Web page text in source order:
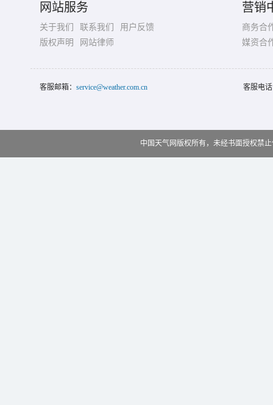
网站服务
关于我们 联系我们
用户反馈
版权声明
网站律师
营销
商务合
媒资合
客服邮箱： service@weather.com.cn 客服电
中国天气网版权所有，未经书面授权